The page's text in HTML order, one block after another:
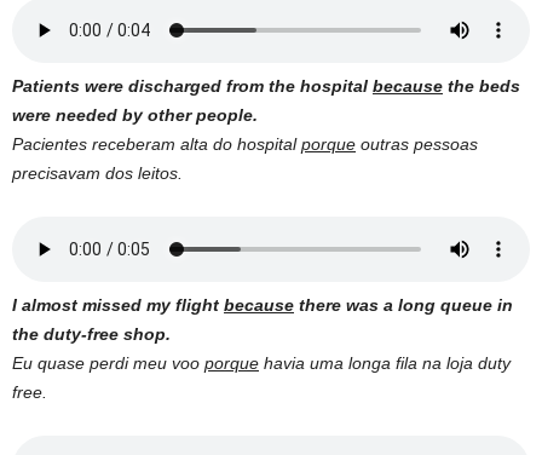
Patients were discharged from the hospital because the beds
were needed by other people.
Pacientes receberam alta do hospitalporque outras pessoas
precisavam dos leitos.
I almost missed my flight because there was a long queue in
the duty-free shop.
Eu quase perdi meu voo porque havia uma longa fila na loja duty
free.